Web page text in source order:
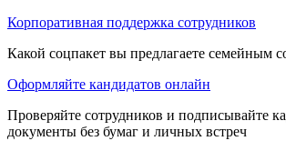
Корпоративная поддержка сотрудников
Какой соцпакет вы предлагаете семейным
Оформляйте кандидатов онлайн
Проверяйте сотрудников и подписывайте
документы без бумаг и личных встреч